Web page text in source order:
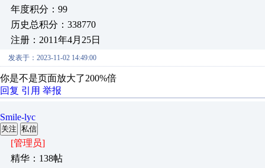
年度积分：99
历史总积分：338770
注册：2011年4月25日
发表于：2023-11-02 14:49:00
你是不是页面放大了200%倍
回复 引用 举报
Smile-lyc
关注 私信
[管理员]
精华：138帖